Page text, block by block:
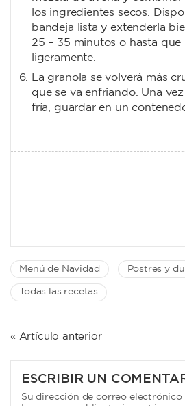
los ingredientes secos.
bandeja lista y extenderla
25 – 35 minutos o hasta que
ligeramente.
La granola se volverá más
que se va enfriando. Una
fría, guardar en un
Menú de Navidad Postres y
Todas las recetas
NAVEGACIÓN
ENTRADAS
« Artículo anterior
ESCRIBIR UN
Su dirección de correo electrónico